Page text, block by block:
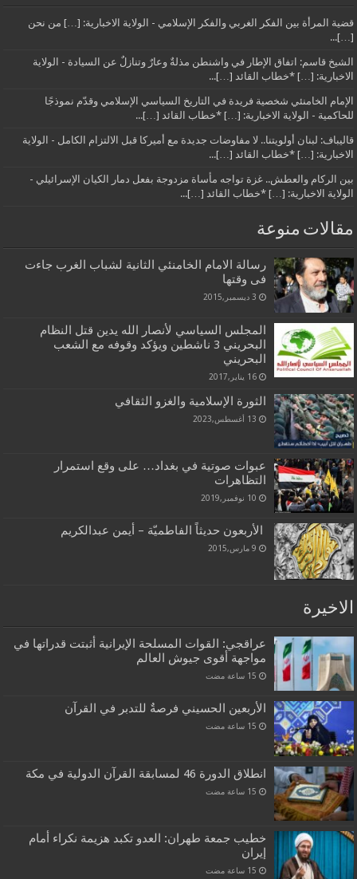
قضية المرأة بين الفكر الغربي والفكر الإسلامي - الولاية الاخبارية: […] من نحن
[…]...
الشيخ قاسم: اتفاق الإطار في واشنطن مذلةٌ وعارٌ وتنازلٌ عن السيادة - الولاية
الاخبارية: […] *خطاب القائد […]...
الإمام الخامنئي شخصية فريدة في التاريخ السياسي الإسلامي وقدّم نموذجًا
للحاكمية - الولاية الاخبارية: […] *خطاب القائد […]...
قاليباف: لبنان أولويتنا.. لا مفاوضات جديدة مع أميركا قبل الالتزام الكامل - الولاية
الاخبارية: […] *خطاب القائد […]...
بين الركام والعطش.. غزة تواجه مأساة مزدوجة بفعل دمار الكيان الإسرائيلي -
الولاية الاخبارية: […] *خطاب القائد […]...
مقالات منوعة
رسالة الامام الخامنئي الثانية لشباب الغرب جاءت
فی وقتها
3 ديسمبر,2015
المجلس السياسي لأنصار الله يدين قتل النظام
البحريني 3 ناشطين ويؤكد وقوفه مع الشعب
البحريني
16 يناير,2017
الثورة الإسلامية والغزو الثقافي
13 أغسطس,2023
عبوات صوتية في بغداد… على وقع استمرار
التظاهرات
10 نوفمبر,2019
الأربعون حديثاً الفاطميّة – أيمن عبدالكريم
9 مارس,2015
الاخيرة
عراقجي: القوات المسلحة الإيرانية أثبتت قدراتها في
مواجهة أقوى جيوش العالم
الأربعين الحسيني فرصةٌ للتدبر في القرآن
انطلاق الدورة 46 لمسابقة القرآن الدولية في مكة
خطيب جمعة طهران: العدو تكبد هزيمة نكراء أمام
إيران